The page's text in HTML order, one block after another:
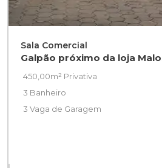
Sala Comercial
Galpão próximo da loja
450,00m² Privativa
3 Banheiro
3 Vaga de Garagem